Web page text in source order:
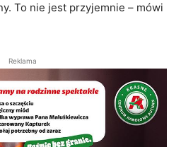
To nie jest przyjemnie – mówi
Reklama